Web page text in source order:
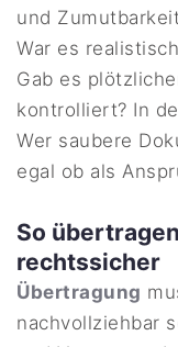
und
War es
Gab es
kontrolliert? In
Wer saubere
egal ob als
So
rechtssicher
Übertragung
nachvollziehbar